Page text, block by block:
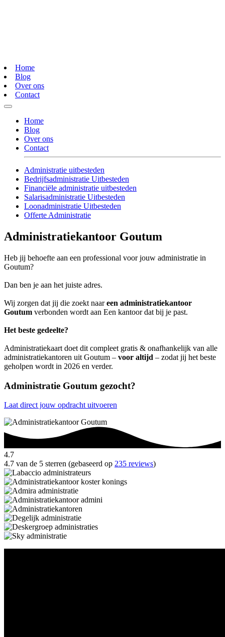
Home
Blog
Over ons
Contact
Home
Blog
Over ons
Contact
Administratie uitbesteden
Bedrijfsadministratie Uitbesteden
Financiële administratie uitbesteden
Salarisadministratie Uitbesteden
Loonadministratie Uitbesteden
Offerte Administratie
Administratiekantoor Goutum
Heb jij behoefte aan een professional voor jouw administratie in
Goutum?
Dan ben je aan het juiste adres.
Wij zorgen dat jij die zoekt naareen administratiekantoor
Goutum verbonden wordt aan Een kantoor dat bij je past.
Het beste gedeelte?
Administratiekaart doet dit compleet gratis & onafhankelijk van alle
administratiekantoren uit Goutum – voor altijd – zodat jij het beste
geholpen wordt in 2026 en verder.
Administratie Goutum gezocht?
Laat direct jouw opdracht uitvoeren
4.7
4.7 van de 5 sterren (gebaseerd op 235 reviews)